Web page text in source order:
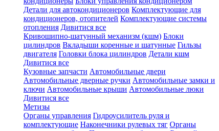
Детали для автокондиционеров Комплектующие для
кондиционеров, отопителей Комплектующие системы
отопления Дивитися все
Кривошипно-шатунный механизм (кшм) Блоки
цилиндров Вкладыши коренные и шатунные Гильзы
двигателя Головки блока цилиндров Детали кшм
Дивитися все
Кузовные запчасти Автомобильные двери
Автомобильные дверные ручки Автомобильные замки и
ключи Автомобильные крыши Автомобильные люки
Дивитися все
Метизы
Органы управления Гидроусилитель руля и
комплектующие Наконечники рулевых тяг Органы